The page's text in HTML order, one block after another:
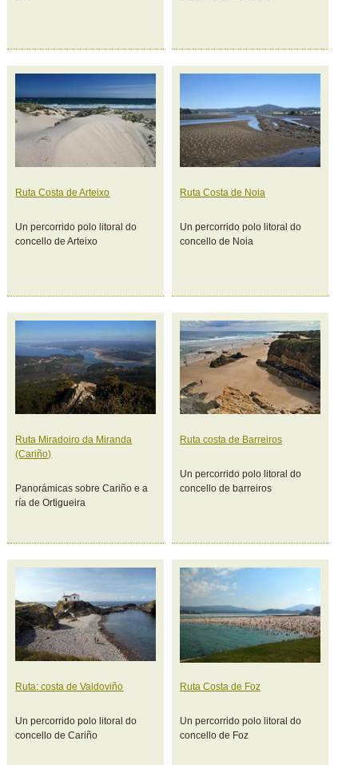
Ruta Costa de Arteixo
Un percorrido polo litoral do
concello de Arteixo
Ruta Costa de Noia
Un percorrido polo litoral do
concello de Noia
Ruta Miradoiro da Miranda
(Cariño)
Panorámicas sobre Cariño e a
ría de Ortigueira
Ruta costa de Barreiros
Un percorrido polo litoral do
concello de barreiros
Ruta: costa de Valdoviño
Un percorrido polo litoral do
concello de Cariño
Ruta Costa de Foz
Un percorrido polo litoral do
concello de Foz